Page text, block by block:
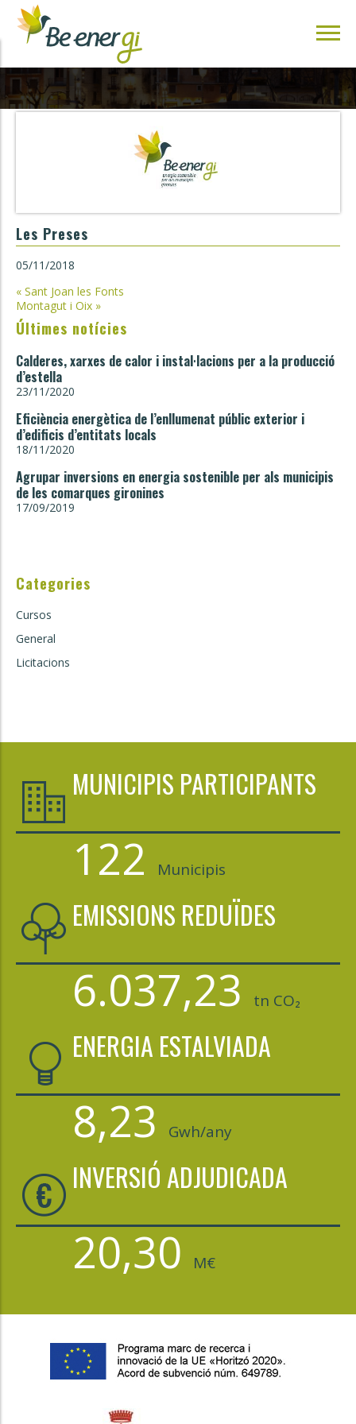
Les Preses
05/11/2018
Navegació
d'entrades
« Sant Joan les Fonts
Montagut i Oix »
Últimes notícies
Calderes, xarxes de calor i instal·lacions per a la producció
d’estella
23/11/2020
Eficiència energètica de l’enllumenat públic exterior i
d’edificis d’entitats locals
18/11/2020
Agrupar inversions en energia sostenible per als municipis
de les comarques gironines
17/09/2019
Categories
Cursos
General
Licitacions
MUNICIPIS PARTICIPANTS
122 Municipis
EMISSIONS REDUÏDES
6.037,23 tn CO₂
ENERGIA ESTALVIADA
8,23 Gwh/any
INVERSIÓ ADJUDICADA
20,30 M€